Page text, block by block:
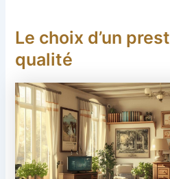
Le choix d’un
qualité